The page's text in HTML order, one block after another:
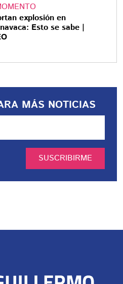
explosión en
Esto se sabe |
MÁS NOTICIAS
SUSCRIBIRME